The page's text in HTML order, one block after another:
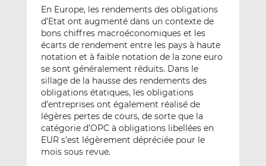
En Europe, les rendements des obligations
d’Etat ont augmenté dans un contexte de
bons chiffres macroéconomiques et les
écarts de rendement entre les pays à haute
notation et à faible notation de la zone euro
se sont généralement réduits. Dans le
sillage de la hausse des rendements des
obligations étatiques, les obligations
d’entreprises ont également réalisé de
légères pertes de cours, de sorte que la
catégorie d’OPC à obligations libellées en
EUR s’est légèrement dépréciée pour le
mois sous revue.